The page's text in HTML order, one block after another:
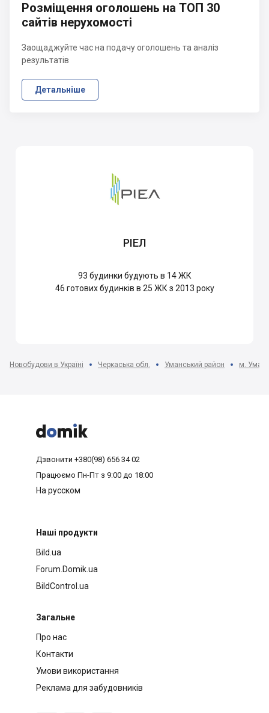
Розміщення оголошень на ТОП 30
сайтів нерухомості
Заощаджуйте час на подачу оголошень та аналіз
результатів
Детальніше
РІЕЛ
93 будинки будують в 14 ЖК
46 готових будинків в 25 ЖК з 2013 року
Новобудови в Україні Черкаська обл. Уманський район м. Умань



Дзвонити +380(98) 656 34 02
Працюємо Пн-Пт з 9:00 до 18:00
На русском
Наші продукти
Bild.ua
Forum.Domik.ua
BildControl.ua
Загальне
Про нас
Контакти
Умови використання
Реклама для забудовників